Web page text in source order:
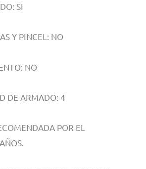
SI
Y PINCEL: NO
NO
DE ARMADO: 4
POR EL